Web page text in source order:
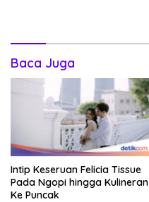
Baca Juga
Intip Keseruan Felicia Tissue
Pada Ngopi hingga Kulineran
Ke Puncak